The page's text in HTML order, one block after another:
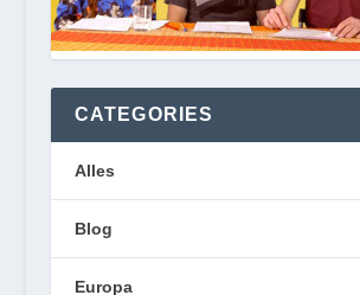
CATEGORIES
Alles
Blog
Europa